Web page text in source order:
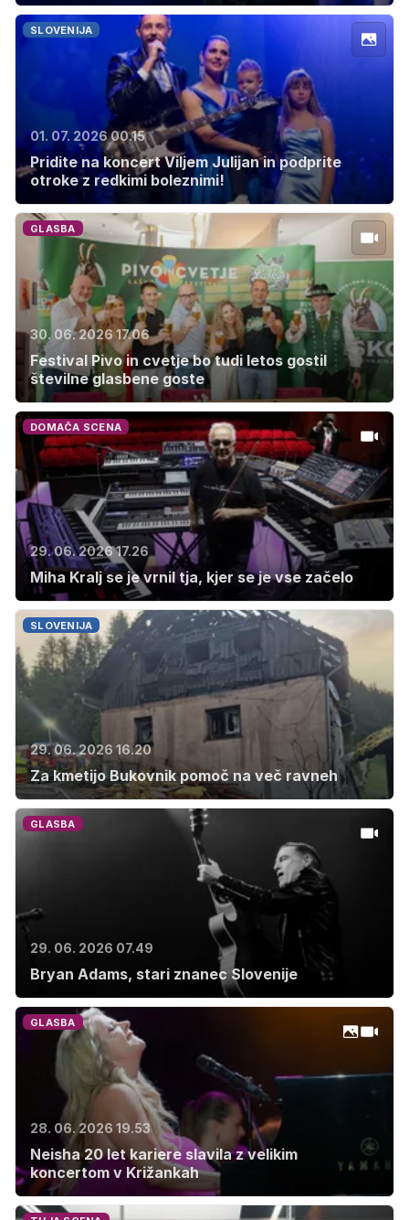
SLOVENIJA
01. 07. 2026 00.15
Pridite na koncert Viljem Julijan in podprite
otroke z redkimi boleznimi!
GLASBA
30. 06. 2026 17.06
Festival Pivo in cvetje bo tudi letos gostil
številne glasbene goste
DOMAČA SCENA
29. 06. 2026 17.26
Miha Kralj se je vrnil tja, kjer se je vse začelo
SLOVENIJA
29. 06. 2026 16.20
Za kmetijo Bukovnik pomoč na več ravneh
GLASBA
29. 06. 2026 07.49
Bryan Adams, stari znanec Slovenije
GLASBA
28. 06. 2026 19.53
Neisha 20 let kariere slavila z velikim
koncertom v Križankah